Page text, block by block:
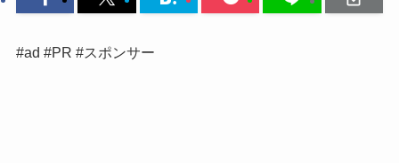
#ad #PR #スポンサー